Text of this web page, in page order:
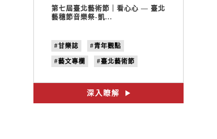
道╳CMO創造音樂室內樂團 -
李志偉(蘇瓦那)
第七屆臺北藝術節｜看心心 — 臺北
藝穗節音樂祭-凱...
#甘樂誌 #青年觀點
#藝文專欄 #臺北藝術節
#CMO創造音樂室內樂團
深入瞭解